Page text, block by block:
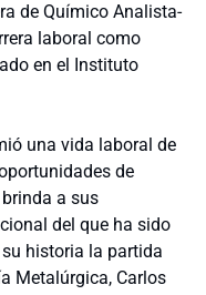
de Químico Analista-
laboral como
en el Instituto
una vida laboral de
de
a sus
del que ha sido
historia la partida
Metalúrgica, Carlos